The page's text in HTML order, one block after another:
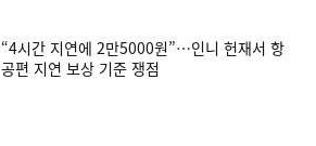
“4시간 지연에 2만5000원”…인니 헌재서 항
공편 지연 보상 기준 쟁점